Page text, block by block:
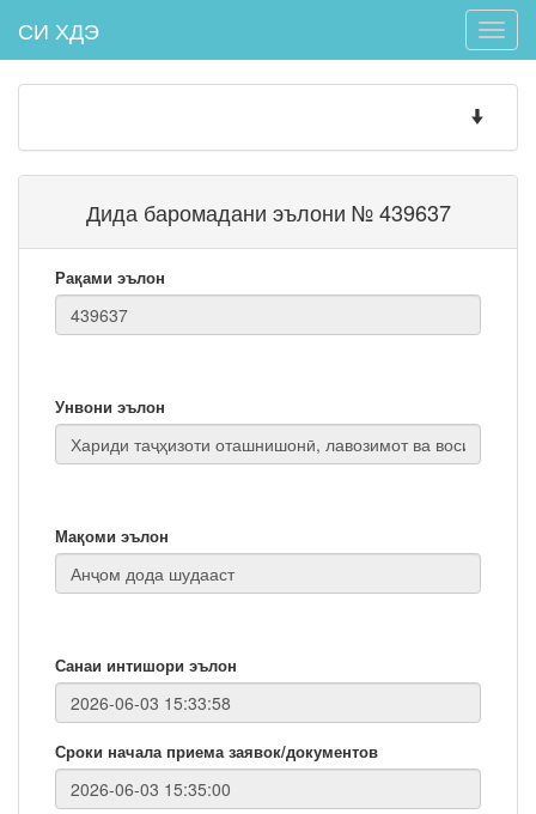
Toggle
СИ ХДЭ
Toggle
Дида баромадани эълони № 439637
Рақами эълон
Унвони эълон
Мақоми эълон
Санаи интишори эълон
Сроки начала приема заявок/документов